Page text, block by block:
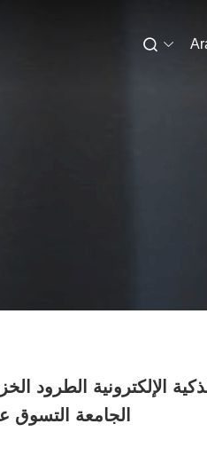
الإلكترونية الطرود
الجامعة التسوق